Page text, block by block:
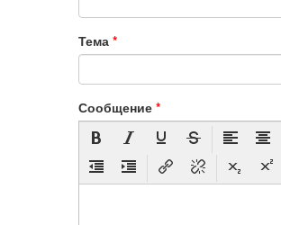
Тема *
Сообщение *